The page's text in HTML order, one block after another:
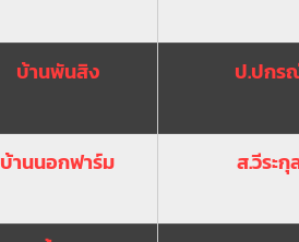
บ้านพันสิง ป.ปกร
บ้านนอกฟาร์ม ส.วีระกุ